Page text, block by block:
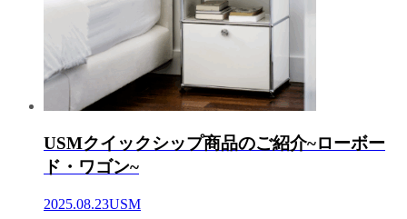
USMクイックシップ商品のご紹介~ローボー
ド・ワゴン~
2025.08.23USM